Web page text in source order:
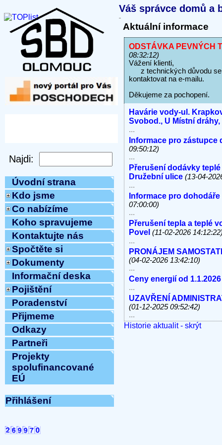
Úvodní strana
Kdo jsme
Co nabízíme
Koho spravujeme
Kontaktujte nás
Spočtěte si
Dokumenty
Informační deska
Pojištění
Poradenství
Přijmeme
Odkazy
Partneři
Projekty
spolufinancované
EÚ
Přihlášení
Váš správce domů a
Aktuální informace
ODSTÁVKA PEVNÝCH
08:32:12)
Vážení klienti,
z technických důvodu se
kontaktovat na e-mailu.
Děkujeme za pochopení.
Havárie vody-ul.
Svobod., U Místní
...
Informace pro
09:50:12)
...
Přerušení dodávky
Družební ulice (13-04-
...
Informace pro
07:00:00)
...
Přerušení tepla a teplé
Povel (11-02-2026
...
PRONÁJEM
(04-02-2026 13:42:10)
...
Ceny energií od 1.1.2026
...
UZAVŘENÍ
(01-12-2025 09:52:42)
...
V úterý 11.11.2025 od
Historie aktualit - skrýt